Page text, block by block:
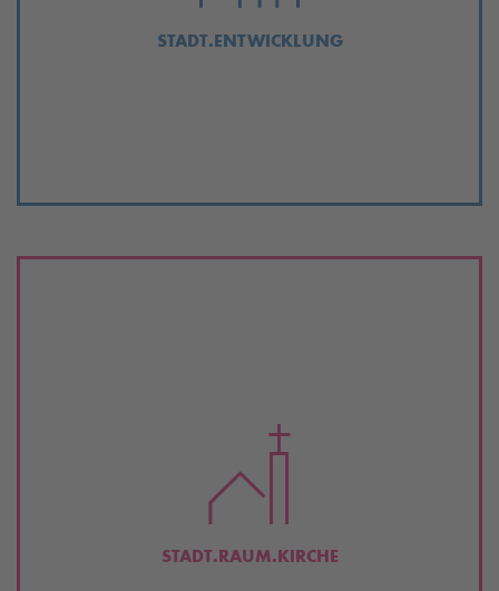
STADT.ENTWICKLUNG
STADT.RAUM.KIRCHE